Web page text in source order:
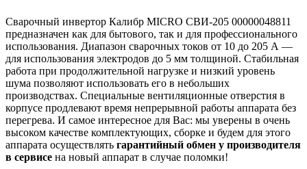
Сварочный инвертор Калибр MICRO СВИ-205 00000048811
предназначен как для бытового, так и для профессионального
использования. Диапазон сварочных токов от 10 до 205 А —
для использования электродов до 5 мм толщиной. Стабильная
работа при продолжительной нагрузке и низкий уровень
шума позволяют использовать его в небольших
производствах. Специальные вентиляционные отверстия в
корпусе продлевают время непрерывной работы аппарата без
перегрева. И самое интересное для Вас: мы уверены в очень
высоком качестве комплектующих, сборке и будем для этого
аппарата осуществлять гарантийный обмен у производителя
в сервисе на новый аппарат в случае поломки!